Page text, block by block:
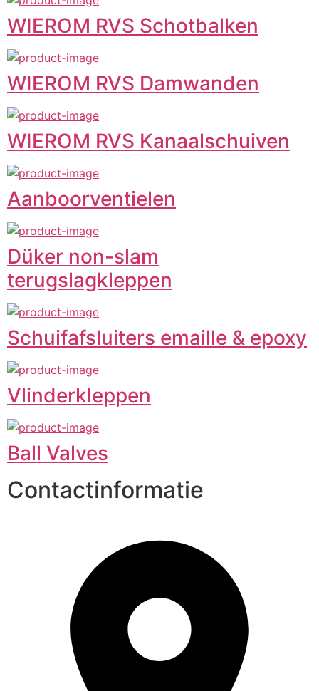
WIEROM RVS Schotbalken
WIEROM RVS Damwanden
WIEROM RVS Kanaalschuiven
Aanboorventielen
Düker non-slam
terugslagkleppen
Schuifafsluiters emaille & epoxy
Vlinderkleppen
Ball Valves
Contactinformatie